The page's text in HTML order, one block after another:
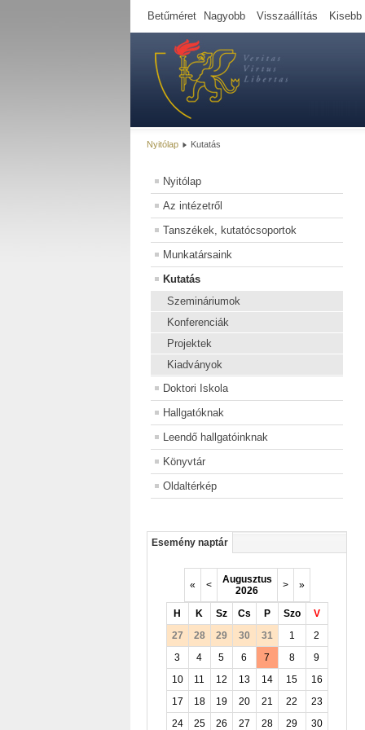
Betűméret Nagyobb Visszaállítás Kisebb
Nyitólap Kutatás
Nyitólap
Az intézetről
Tanszékek, kutatócsoportok
Munkatársaink
Kutatás
Szemináriumok
Konferenciák
Projektek
Kiadványok
Doktori Iskola
Hallgatóknak
Leendő hallgatóinknak
Könyvtár
Oldaltérkép
Esemény naptár
« <
Augusztus
2026
> »
H K Sz Cs P Szo
V
27
28 29 30 31 1
2
3
4 5 6 7 8
9
10
11 12 13 14 15
16
17
18 19 20 21 22
23
24
25 26 27 28 29
30